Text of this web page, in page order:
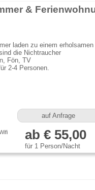
&
laden zu einem erholsamen
die Nichtraucher
Fön, TV
2-4 Personen.
auf Anfrage
ab € 55,00
für 1 Person/Nacht